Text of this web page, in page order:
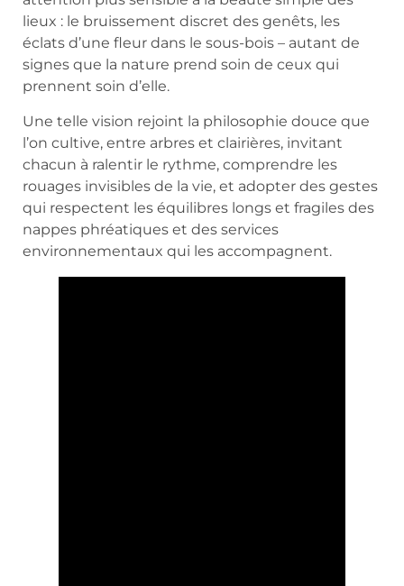
lieux : le bruissement discret des genêts, les
éclats d’une fleur dans le sous-bois – autant de
signes que la nature prend soin de ceux qui
prennent soin d’elle.
Une telle vision rejoint la philosophie douce que
l’on cultive, entre arbres et clairières, invitant
chacun à ralentir le rythme, comprendre les
rouages invisibles de la vie, et adopter des gestes
qui respectent les équilibres longs et fragiles des
nappes phréatiques et des services
environnementaux qui les accompagnent.